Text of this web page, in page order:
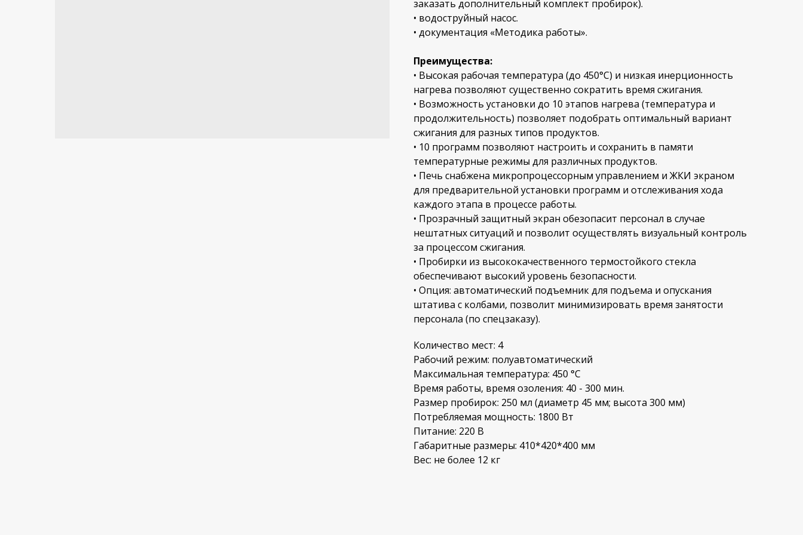
заказать дополнительный комплект пробирок).
• водоструйный насос.
• документация «Методика работы».
Преимущества:
• Высокая рабочая температура (до 450°С) и низкая инерционность
нагрева позволяют существенно сократить время сжигания.
• Возможность установки до 10 этапов нагрева (температура и
продолжительность) позволяет подобрать оптимальный вариант
сжигания для разных типов продуктов.
• 10 программ позволяют настроить и сохранить в памяти
температурные режимы для различных продуктов.
• Печь снабжена микропроцессорным управлением и ЖКИ экраном
для предварительной установки программ и отслеживания хода
каждого этапа в процессе работы.
• Прозрачный защитный экран обезопасит персонал в случае
нештатных ситуаций и позволит осуществлять визуальный контроль
за процессом сжигания.
• Пробирки из высококачественного термостойкого стекла
обеспечивают высокий уровень безопасности.
• Опция: автоматический подъемник для подъема и опускания
штатива с колбами, позволит минимизировать время занятости
персонала (по спецзаказу).
Количество мест: 4
Рабочий режим: полуавтоматический
Максимальная температура: 450 °С
Время работы, время озоления: 40 - 300 мин.
Размер пробирок: 250 мл (диаметр 45 мм; высота 300 мм)
Потребляемая мощность: 1800 Вт
Питание: 220 В
Габаритные размеры: 410*420*400 мм
Вес: не более 12 кг